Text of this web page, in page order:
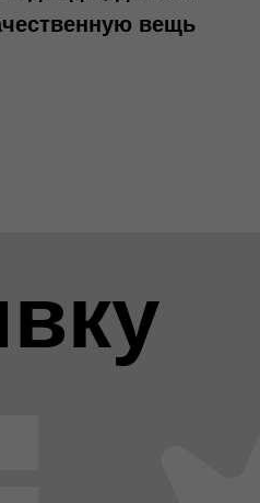
вещь